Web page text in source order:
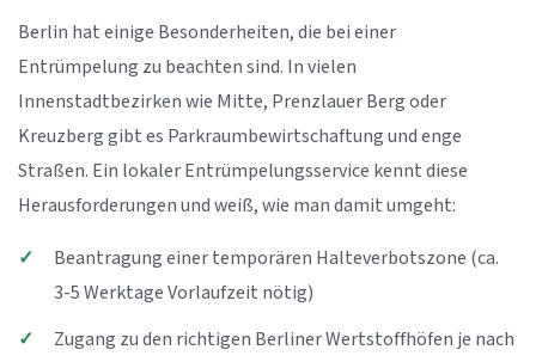
Berlin hat einige Besonderheiten, die bei einer
Entrümpelung zu beachten sind. In vielen
Innenstadtbezirken wie Mitte, Prenzlauer Berg oder
Kreuzberg gibt es Parkraumbewirtschaftung und enge
Straßen. Ein lokaler Entrümpelungsservice kennt diese
Herausforderungen und weiß, wie man damit umgeht:
Beantragung einer temporären Halteverbotszone (ca.
3-5 Werktage Vorlaufzeit nötig)
Zugang zu den richtigen Berliner Wertstoffhöfen je nach